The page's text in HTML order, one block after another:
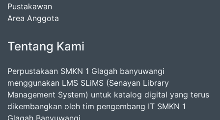
Pustakawan
Area Anggota
Tentang Kami
Perpustakaan SMKN 1 Glagah banyuwangi
menggunakan LMS SLiMS (Senayan Library
Management System) untuk katalog digital yang terus
dikembangkan oleh tim pengembang IT SMKN 1
Glagah Banyuwangi.